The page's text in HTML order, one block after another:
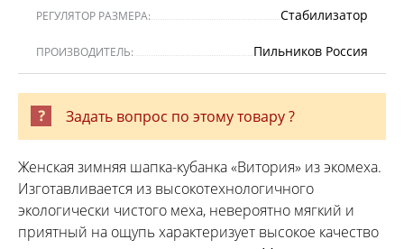
РЕГУЛЯТОР РАЗМЕРА: Стабилизатор
ПРОИЗВОДИТЕЛЬ: Пильников Россия
Задать вопрос по этому товару ?
Женская зимняя шапка-кубанка «Витория» из экомеха.
Изготавливается из высокотехнологичного
экологически чистого меха, невероятно мягкий и
приятный на ощупь характеризует высокое качество